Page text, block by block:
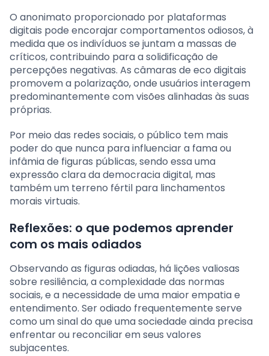
O anonimato proporcionado por plataformas
digitais pode encorajar comportamentos odiosos, à
medida que os indivíduos se juntam a massas de
críticos, contribuindo para a solidificação de
percepções negativas. As câmaras de eco digitais
promovem a polarização, onde usuários interagem
predominantemente com visões alinhadas às suas
próprias.
Por meio das redes sociais, o público tem mais
poder do que nunca para influenciar a fama ou
infâmia de figuras públicas, sendo essa uma
expressão clara da democracia digital, mas
também um terreno fértil para linchamentos
morais virtuais.
Reflexões: o que podemos aprender
com os mais odiados
Observando as figuras odiadas, há lições valiosas
sobre resiliência, a complexidade das normas
sociais, e a necessidade de uma maior empatia e
entendimento. Ser odiado frequentemente serve
como um sinal do que uma sociedade ainda precisa
enfrentar ou reconciliar em seus valores
subjacentes.